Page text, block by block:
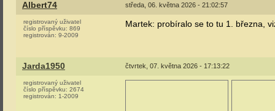
Albert74 středa, 06. května 2026 - 21:02:57
registrovaný uživatel
číslo příspěvku: 869
registrován: 9-2009
Martek: probíralo se to tu 1. března,
Jarda1950 čtvrtek, 07. května 2026 - 17:13:22
registrovaný uživatel
číslo příspěvku: 2674
registrován: 1-2009